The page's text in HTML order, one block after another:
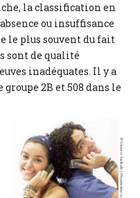
la classification en
ou insuffisance
le plus souvent du fait
sont de qualité
inadéquates. Il y a
2B et 508 dans le